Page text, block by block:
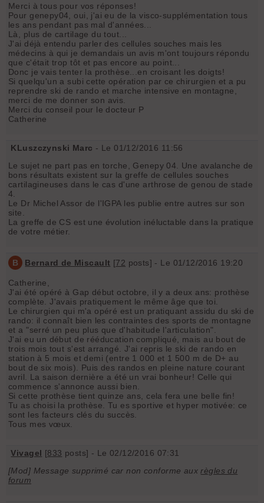
Merci à tous pour vos réponses!
Pour genepy04, oui, j'ai eu de la visco-supplémentation tous
les ans pendant pas mal d'années...
Là, plus de cartilage du tout...
J'ai déjà entendu parler des cellules souches mais les
médecins à qui je demandais un avis m'ont toujours répondu
que c'était trop tôt et pas encore au point...
Donc je vais tenter la prothèse...en croisant les doigts!
Si quelqu'un a subi cette opération par ce chirurgien et a pu
reprendre ski de rando et marche intensive en montagne,
merci de me donner son avis.
Merci du conseil pour le docteur P
Catherine
KLuszczynski Marc - Le 01/12/2016 11:56
Le sujet ne part pas en torche, Genepy 04. Une avalanche de
bons résultats existent sur la greffe de cellules souches
cartilagineuses dans le cas d'une arthrose de genou de stade
4.
Le Dr Michel Assor de l'IGPA les publie entre autres sur son
site.
La greffe de CS est une évolution inéluctable dans la pratique
de votre métier.
B Bernard de Miscault [72 posts] - Le 01/12/2016 19:20
Catherine,
J'ai été opéré à Gap début octobre, il y a deux ans: prothèse
complète. J'avais pratiquement le même âge que toi.
Le chirurgien qui m'a opéré est un pratiquant assidu du ski de
rando: il connaît bien les contraintes des sports de montagne
et a "serré un peu plus que d'habitude l'articulation".
J'ai eu un début de rééducation compliqué, mais au bout de
trois mois tout s'est arrangé. J'ai repris le ski de rando en
station à 5 mois et demi (entre 1 000 et 1 500 m de D+ au
bout de six mois). Puis des randos en pleine nature courant
avril. La saison dernière a été un vrai bonheur! Celle qui
commence s'annonce aussi bien.
Si cette prothèse tient quinze ans, cela fera une belle fin!
Tu as choisi la prothèse. Tu es sportive et hyper motivée: ce
sont les facteurs clés du succès.
Tous mes vœux.
Vivagel [833 posts] - Le 02/12/2016 07:31
[Mod] Message supprimé car non conforme aux règles du
forum